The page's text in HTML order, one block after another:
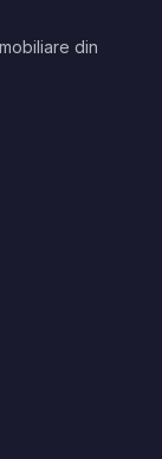
din